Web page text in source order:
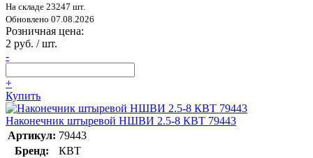
На складе 23247 шт.
Обновлено 07.08.2026
Розничная цена:
2 руб. / шт.
-
+
Купить
Наконечник штыревой НШВИ 2.5-8 КВТ 79443
Артикул: 79443
Бренд:
КВТ